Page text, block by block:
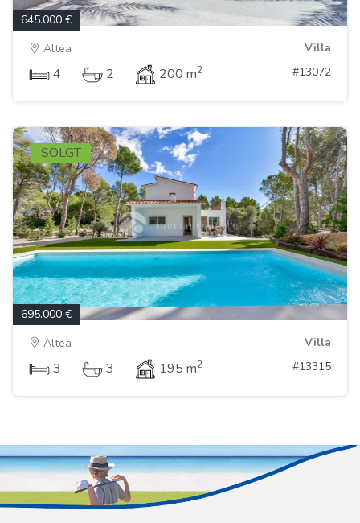
645.000 €
Altea
Villa
4 2 200 m2 #13072
SOLGT
695.000 €
Altea
Villa
3 3 195 m2 #13315